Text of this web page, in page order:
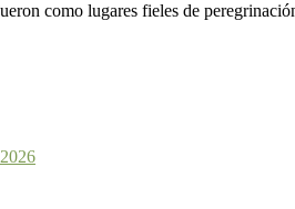
como lugares fieles de